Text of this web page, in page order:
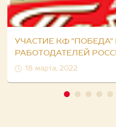
УЧАСТИЕ КФ "ПОБЕДА"
РАБОТОДАТЕЛЕЙ
18 марта, 2022